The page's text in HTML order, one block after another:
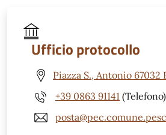
Ufficio protocollo
Piazza S., Antonio 67032
+39 0863 91141 (Telefono)